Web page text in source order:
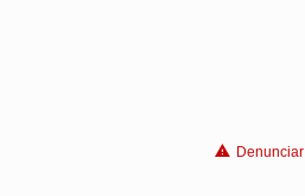
Denunciar